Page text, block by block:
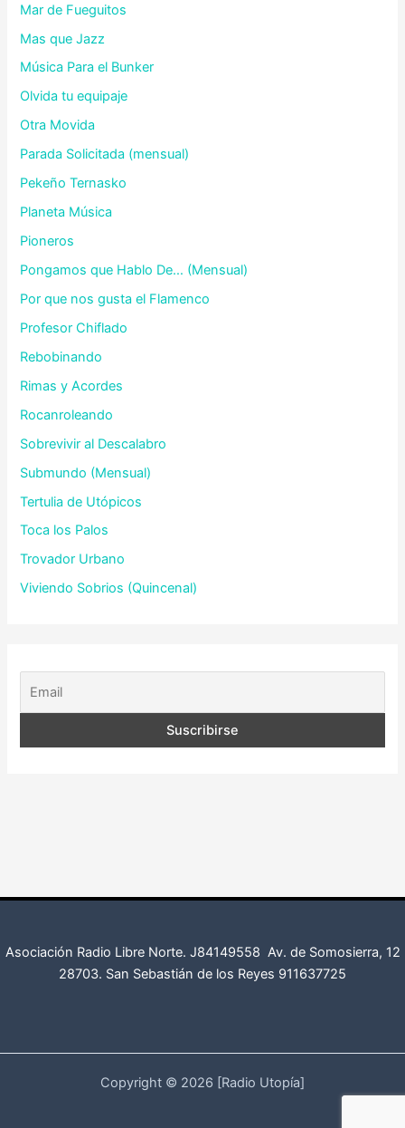
Mar de Fueguitos
Mas que Jazz
Música Para el Bunker
Olvida tu equipaje
Otra Movida
Parada Solicitada (mensual)
Pekeño Ternasko
Planeta Música
Pioneros
Pongamos que Hablo De… (Mensual)
Por que nos gusta el Flamenco
Profesor Chiflado
Rebobinando
Rimas y Acordes
Rocanroleando
Sobrevivir al Descalabro
Submundo (Mensual)
Tertulia de Utópicos
Toca los Palos
Trovador Urbano
Viviendo Sobrios (Quincenal)
Asociación Radio Libre Norte. J84149558 Av. de Somosierra, 12
28703. San Sebastián de los Reyes 911637725
Copyright © 2026 [Radio Utopía]